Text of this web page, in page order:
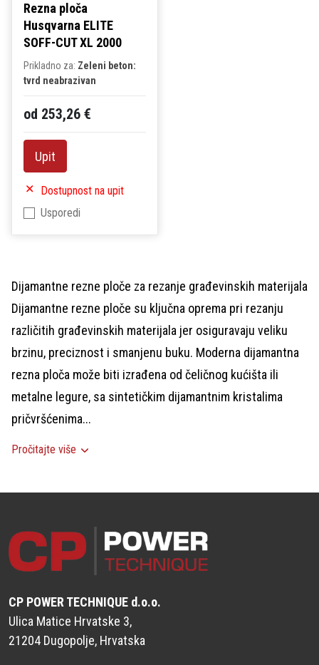
Rezna ploča
Husqvarna ELITE
SOFF-CUT XL 2000
Prikladno za: Zeleni beton:
tvrd neabrazivan
od 253,26 €
Upit
Dostupnost na upit
Usporedi
Dijamantne rezne ploče za rezanje građevinskih materijala
Dijamantne rezne ploče su ključna oprema pri rezanju
različitih građevinskih materijala jer osiguravaju veliku
brzinu, preciznost i smanjenu buku. Moderna dijamantna
rezna ploča može biti izrađena od čeličnog kućišta ili
metalne legure, sa sintetičkim dijamantnim kristalima
pričvršćenima...
Pročitajte više
CP POWER TECHNIQUE d.o.o.
Ulica Matice Hrvatske 3,
21204 Dugopolje, Hrvatska